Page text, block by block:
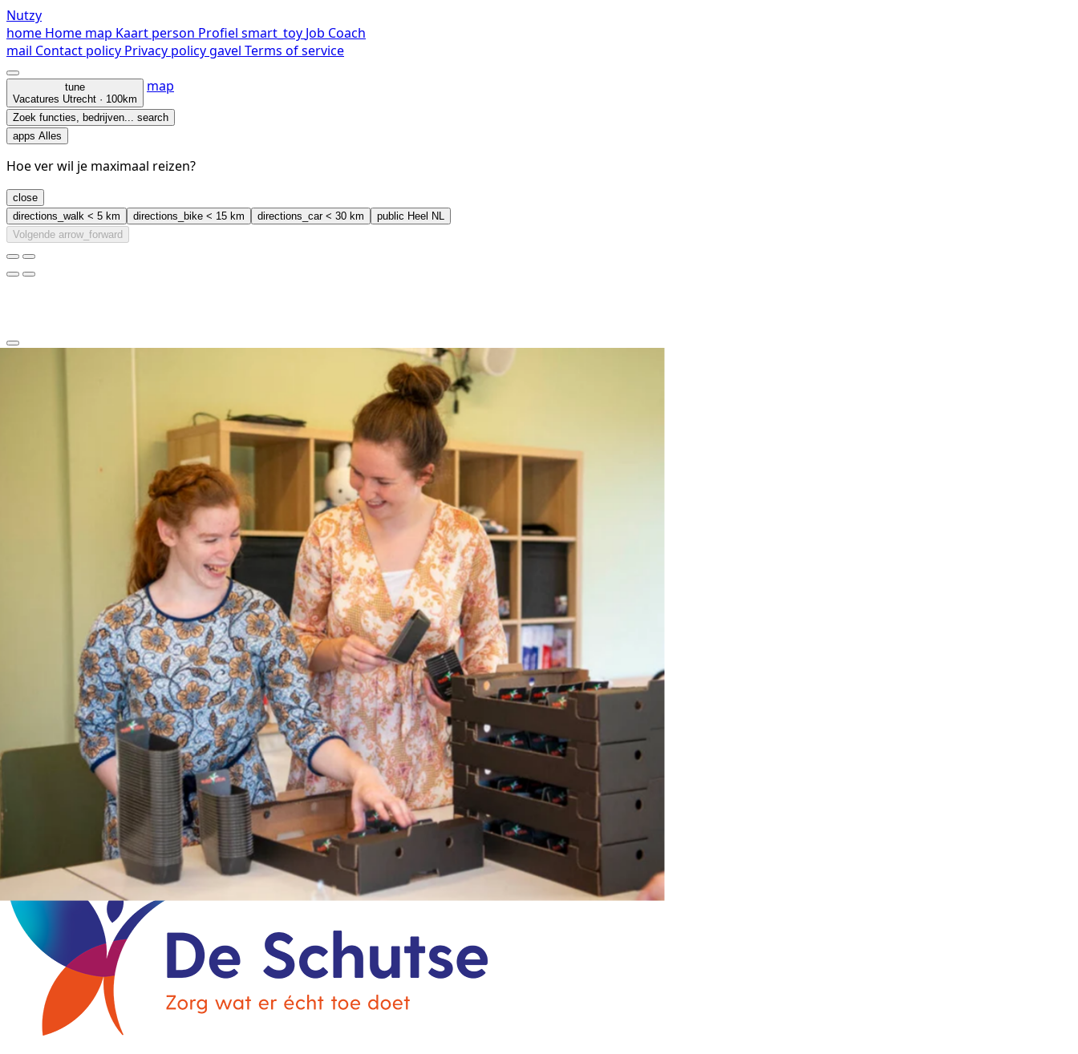
Nutzy
home Home map Kaart person Profiel smart_toy Job Coach
mail Contact policy Privacy policygavel Terms of service
tune
Vacatures Utrecht · 100km
map
Zoek functies, bedrijven... search
apps Alles
Hoe ver wil je maximaal reizen?
close
directions_walk < 5 km directions_bike < 15 km directions_car< 30 km public Heel NL
Volgende arrow_forward